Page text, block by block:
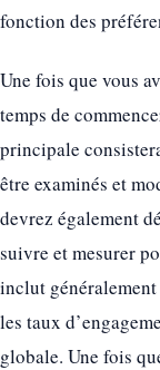
fonction des
Une fois que vous
temps de
principale
être examinés et
devrez également
suivre et mesurer
inclut
les taux
globale. Une fois